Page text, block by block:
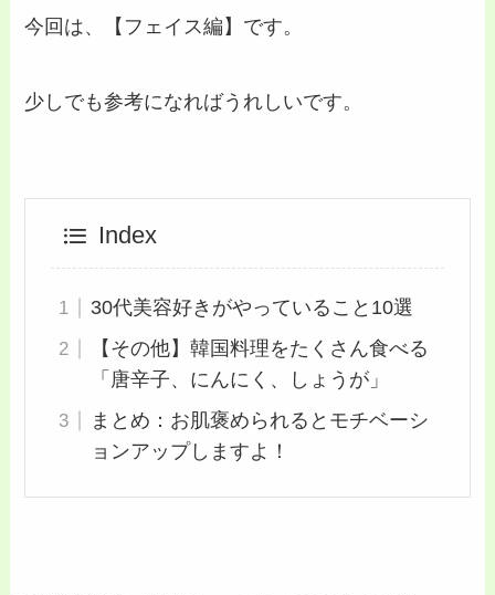
今回は、【フェイス編】です。
少しでも参考になればうれしいです。
Index
30代美容好きがやっていること10選
【その他】韓国料理をたくさん食べる
「唐辛子、にんにく、しょうが」
まとめ：お肌褒められるとモチベーシ
ョンアップしますよ！